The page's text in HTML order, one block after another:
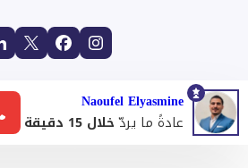
Naoufel Elyasmine
عادةً ما يردّخلال 15 دقيقة